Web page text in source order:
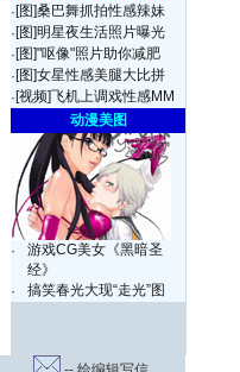
· [图]桑巴舞抓拍性感辣妹
· [图]明星夜生活照片曝光
· [图]"呕像"照片助你减肥
· [图]女星性感美腿大比拼
· [视频]飞机上调戏性感MM
动漫美图
·
游戏CG美女《黑暗圣
经》
·
搞笑春光大现“走光”图